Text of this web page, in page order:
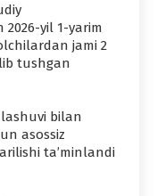
2026-yil 1-yarim
jami 2
tushgan
bilan
asossiz
ta’minlandi